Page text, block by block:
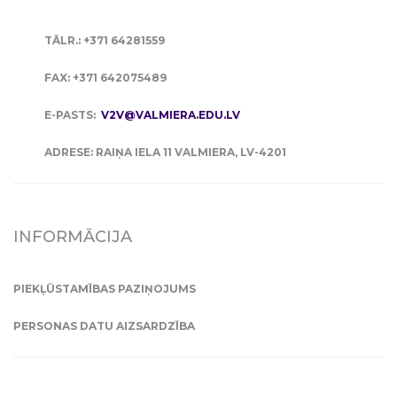
TĀLR.: +371 64281559
FAX: +371 642075489
E-PASTS: V2V@VALMIERA.EDU.LV
ADRESE: RAIŅA IELA 11 VALMIERA, LV-4201
INFORMĀCIJA
PIEKĻŪSTAMĪBAS PAZIŅOJUMS
PERSONAS DATU AIZSARDZĪBA